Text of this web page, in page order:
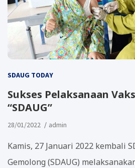
SDAUG TODAY
Sukses Pelaksanaan
“SDAUG”
28/01/2022 admin
Kamis, 27 Januari 2022 kembali
Gemolong (SDAUG)